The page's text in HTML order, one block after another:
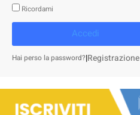
Ricordami
Accedi
Hai perso la password?|Registrazione